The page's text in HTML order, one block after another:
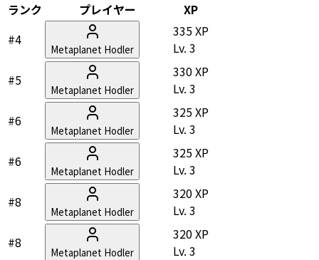
ランク プレイヤー
XP
#4
Metaplanet Hodler
335 XP
Lv. 3
#5
Metaplanet Hodler
330 XP
Lv. 3
#6
Metaplanet Hodler
325 XP
Lv. 3
#6
Metaplanet Hodler
325 XP
Lv. 3
#8
Metaplanet Hodler
320 XP
Lv. 3
#8
Metaplanet Hodler
320 XP
Lv. 3